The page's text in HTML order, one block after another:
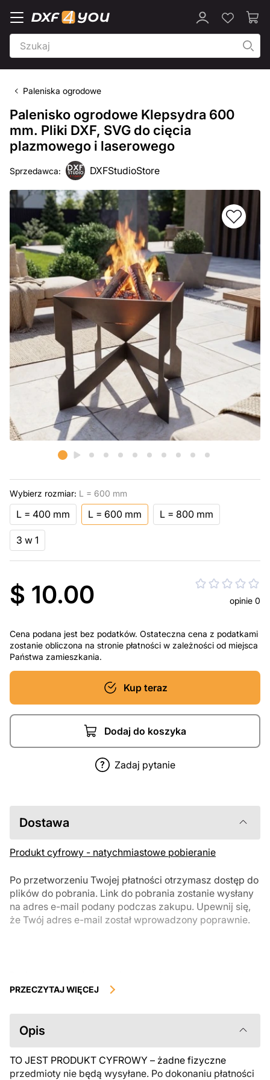
Paleniska ogrodowe
Palenisko ogrodowe Klepsydra 600
mm. Pliki DXF, SVG do cięcia
plazmowego i laserowego
Sprzedawca: DXFStudioStore
Wybierz rozmiar: L = 600 mm
L = 400 mm L = 600 mm L = 800 mm
3 w 1
$ 10.00 opinie 0
Cena podana jest bez podatków. Ostateczna cena z podatkami
zostanie obliczona na stronie płatności w zależności od miejsca
Państwa zamieszkania.
Kup teraz
Dodaj do koszyka
Zadaj pytanie
Dostawa
Produkt cyfrowy - natychmiastowe pobieranie
Po przetworzeniu Twojej płatności otrzymasz dostęp do
plików do pobrania. Link do pobrania zostanie wysłany
na adres e-mail podany podczas zakupu. Upewnij się,
że Twój adres e-mail został wprowadzony poprawnie.
podlegają zwrotowi ani wymianie po ich pobraniu. Zalecamy
przed zakupem. Jeśli masz jakiekolwiek problemy z zamówieniem,
skontaktuj się bezpośrednio ze sprzedawcą.
PRZECZYTAJ WIĘCEJ
Opis
TO JEST PRODUKT CYFROWY – żadne fizyczne
przedmioty nie będą wysyłane. Po dokonaniu płatności